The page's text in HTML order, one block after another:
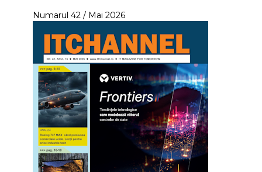
Numarul 42 / Mai 2026